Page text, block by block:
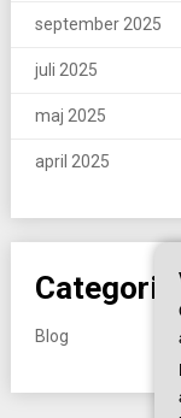
september 2025
juli 2025
maj 2025
april 2025
Blog